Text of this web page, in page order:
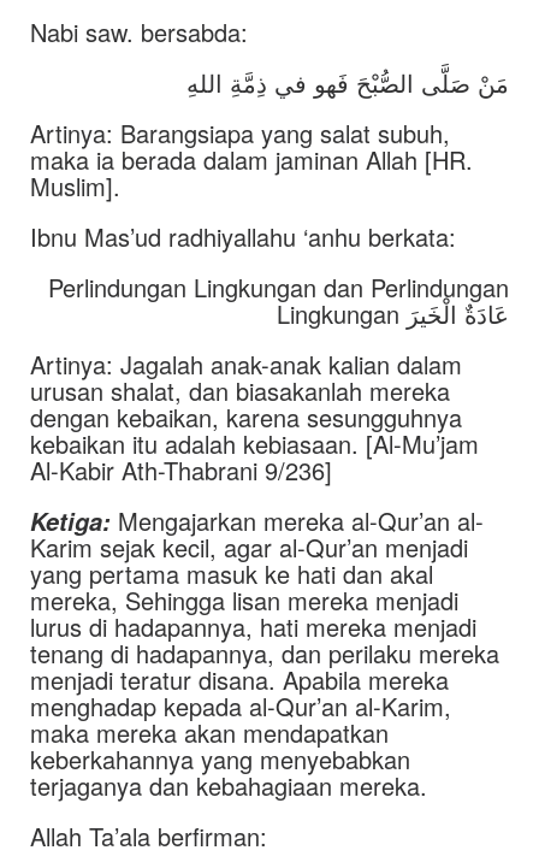
Nabi saw. bersabda:
مَنْ صَلَّى الصُّبْحَ فَهو في ذِمَّةِ اللهِ
Artinya: Barangsiapa yang salat subuh,
maka ia berada dalam jaminan Allah [HR.
Muslim].
Ibnu Mas’ud radhiyallahu ‘anhu berkata:
Perlindungan Lingkungan dan Perlindungan
Lingkungan عَادَةٌ الْخَيرَ
Artinya: Jagalah anak-anak kalian dalam
urusan shalat, dan biasakanlah mereka
dengan kebaikan, karena sesungguhnya
kebaikan itu adalah kebiasaan. [Al-Mu’jam
Al-Kabir Ath-Thabrani 9/236]
Ketiga: Mengajarkan mereka al-Qur’an al-
Karim sejak kecil, agar al-Qur’an menjadi
yang pertama masuk ke hati dan akal
mereka, Sehingga lisan mereka menjadi
lurus di hadapannya, hati mereka menjadi
tenang di hadapannya, dan perilaku mereka
menjadi teratur disana. Apabila mereka
menghadap kepada al-Qur’an al-Karim,
maka mereka akan mendapatkan
keberkahannya yang menyebabkan
terjaganya dan kebahagiaan mereka.
Allah Ta’ala berfirman: